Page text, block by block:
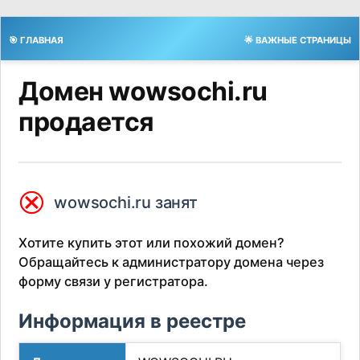
🎯 ГЛАВНАЯ 🌟 ВАЖНЫЕ СТРАНИЦЫ
Домен wowsochi.ru
продается
⮿ wowsochi.ru занят
Хотите купить этот или похожий домен?
Обращайтесь к администратору домена через
форму связи у регистратора.
Информация в реестре